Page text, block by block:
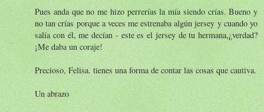
Pues anda que no me hizo perrerías la mía siendo crías. Bueno y
no tan crías porque a veces me estrenaba algún jersey y cuando yo
salía con él, me decían - este es el jersey de tu hermana,¿verdad?
¡Me daba un coraje!
Precioso, Felisa. tienes una forma de contar las cosas que cautiva.
Un abrazo